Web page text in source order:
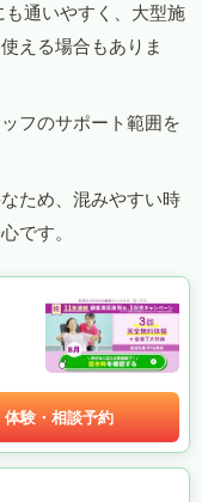
通いやすく、大型施
える場合もありま
フのサポート範囲を
ため、混みやすい時
です。
体験・相談予約